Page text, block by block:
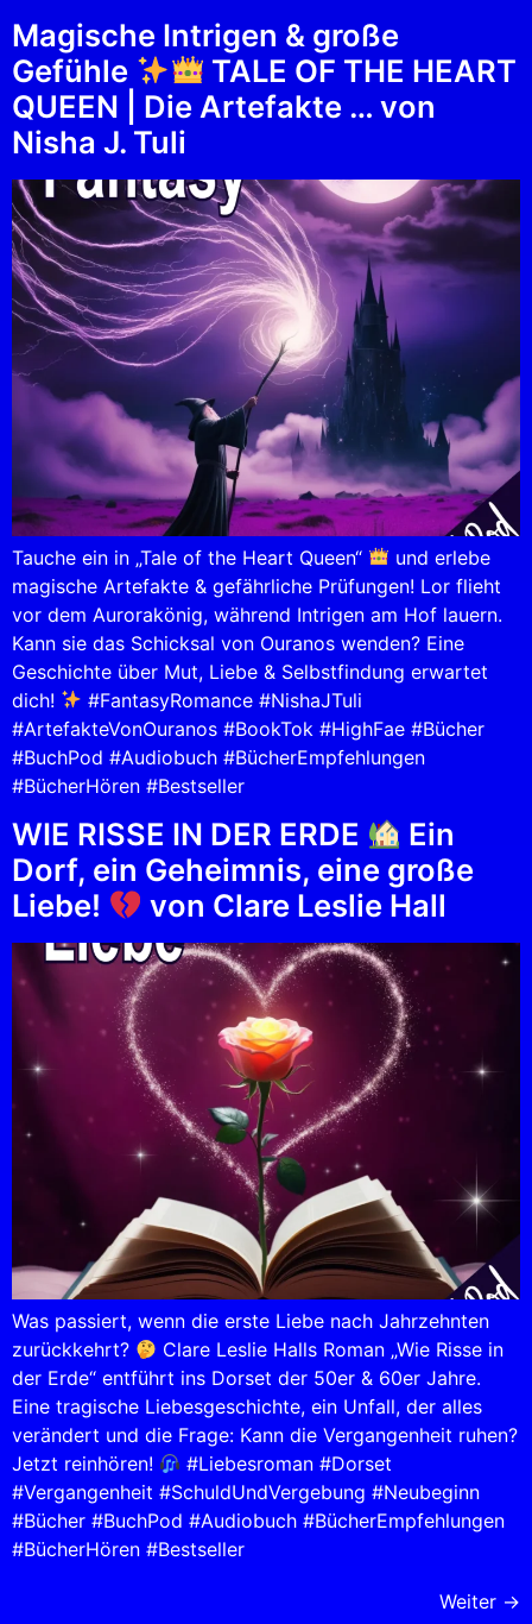
Magische Intrigen & große
Gefühle
TALE OF THE HEART
QUEEN | Die Artefakte … von
Nisha J. Tuli
Tauche ein in „Tale of the Heart Queen“
und erlebe
magische Artefakte & gefährliche Prüfungen! Lor flieht
vor dem Aurorakönig, während Intrigen am Hof lauern.
Kann sie das Schicksal von Ouranos wenden? Eine
Geschichte über Mut, Liebe & Selbstfindung erwartet
dich!
#FantasyRomance #NishaJTuli
#ArtefakteVonOuranos #BookTok #HighFae #Bücher
#BuchPod #Audiobuch #BücherEmpfehlungen
#BücherHören #Bestseller
WIE RISSE IN DER ERDE
Ein
Dorf, ein Geheimnis, eine große
Liebe!
von Clare Leslie Hall
Was passiert, wenn die erste Liebe nach Jahrzehnten
zurückkehrt?
Clare Leslie Halls Roman „Wie Risse in
der Erde“ entführt ins Dorset der 50er & 60er Jahre.
Eine tragische Liebesgeschichte, ein Unfall, der alles
verändert und die Frage: Kann die Vergangenheit ruhen?
Jetzt reinhören!
#Liebesroman #Dorset
#Vergangenheit #SchuldUndVergebung #Neubeginn
#Bücher #BuchPod #Audiobuch #BücherEmpfehlungen
#BücherHören #Bestseller
Weiter →